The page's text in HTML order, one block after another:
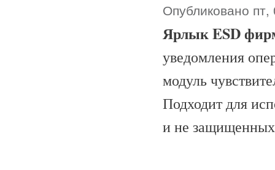
Опубликовано
Ярлык ESD
уведомления
модуль
Подходит для
и не защищенных